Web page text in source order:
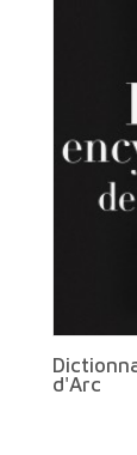
d'Arc